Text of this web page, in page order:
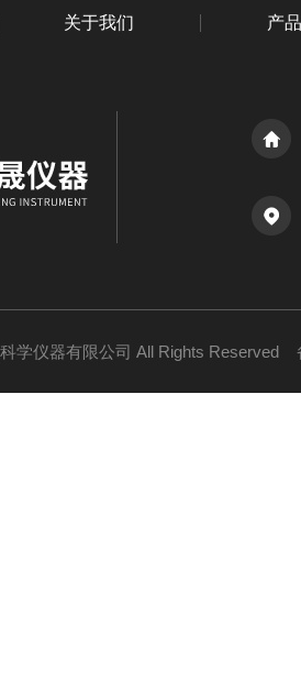
关于我们 产
学仪器有限公司 All Rights Reserved